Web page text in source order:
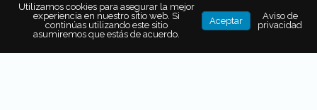
Desde las cabinas se observan la Barranca del Cobre,
Tararecua y Urique, esta última considerada una de
las más profundas del país.Costo:$350 MXNIG:
Utilizamos cookies para asegurar la mejor
experiencia en nuestro sitio web. Si
continúas utilizando este sitio
asumiremos que estás de acuerdo.
Aceptar
Aviso de
privacidad